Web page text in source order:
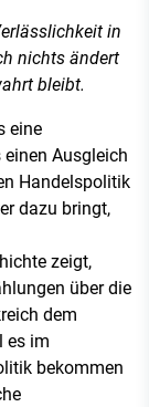
in
nichts ändert
bleibt.
eine
Ausgleich
Handelspolitik
dazu bringt,
zeigt,
über die
dem
es im
bekommen